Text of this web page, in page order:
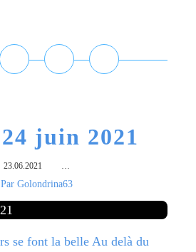
juin 2021
23.06.2021 …
Par Golondrina63
se font la belle Au delà du